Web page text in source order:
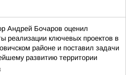
Андрей Бочаров оценил
реализации ключевых проектов в
районе и поставил задачи
развитию территории